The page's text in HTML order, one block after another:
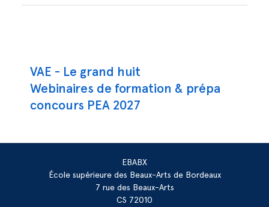
Navigation principale
VAE - Le grand huit
Webinaires de formation & prépa
concours PEA 2027
EBABX
École supérieure des Beaux-Arts de Bordeaux
7 rue des Beaux-Arts
CS 72010